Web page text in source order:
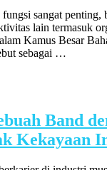
sangat penting,
lain termasuk
Kamus Besar
sebagai …
Band
Kekayaan